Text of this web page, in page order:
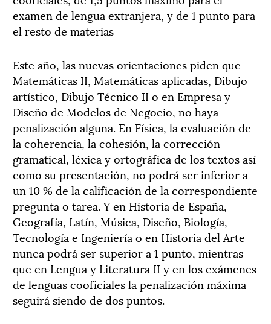
examen de lengua extranjera, y de 1 punto para
el resto de materias
Este año, las nuevas orientaciones piden que
Matemáticas II, Matemáticas aplicadas, Dibujo
artístico, Dibujo Técnico II o en Empresa y
Diseño de Modelos de Negocio, no haya
penalización alguna. En Física, la evaluación de
la coherencia, la cohesión, la corrección
gramatical, léxica y ortográfica de los textos así
como su presentación, no podrá ser inferior a
un 10 % de la calificación de la correspondiente
pregunta o tarea. Y en Historia de España,
Geografía, Latín, Música, Diseño, Biología,
Tecnología e Ingeniería o en Historia del Arte
nunca podrá ser superior a 1 punto, mientras
que en Lengua y Literatura II y en los exámenes
de lenguas cooficiales la penalización máxima
seguirá siendo de dos puntos.